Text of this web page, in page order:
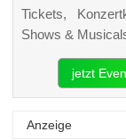
Tickets,
Shows &
jetzt
Anzeige